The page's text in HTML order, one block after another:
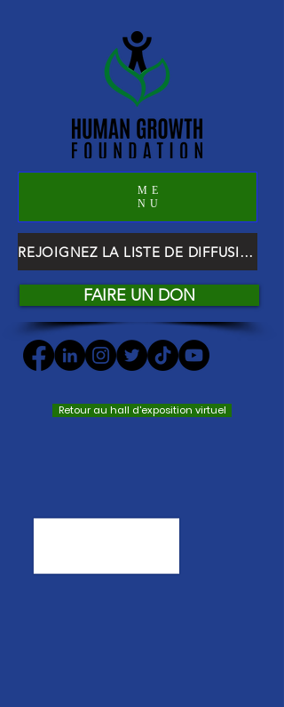
ME
NU
REJOIGNEZ LA LISTE DE DIFFUSION HGF
FAIRE UN DON
Retour au hall d'exposition virtuel